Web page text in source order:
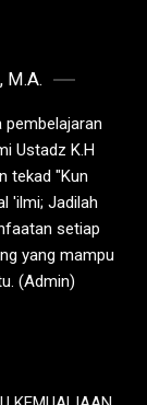
M.A.
Ustadz K.H
tekad "Kun
'ilmi; Jadilah
setiap
yang mampu
(Admin)